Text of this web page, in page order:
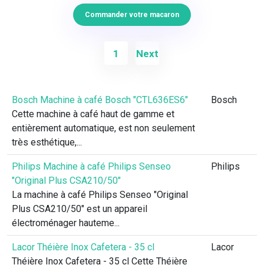
Commander votre macaron
1 Next
Bosch Machine à café Bosch "CTL636ES6"
Cette machine à café haut de gamme et
entièrement automatique, est non seulement
très esthétique,...
Bosch
Philips Machine à café Philips Senseo
"Original Plus CSA210/50"
La machine à café Philips Senseo "Original
Plus CSA210/50" est un appareil
électroménager hauteme...
Philips
Lacor Théière Inox Cafetera - 35 cl
Théière Inox Cafetera - 35 cl Cette Théière
Lacor